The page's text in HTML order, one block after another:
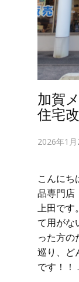
加賀
住宅
2026年1月
こんにち
品専門店
上田で
て用がな
った方の
巡り、ど
です！！